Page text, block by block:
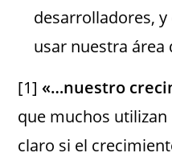
desarrolladores,
usar nuestra área
[1]«…nuestro
que muchos
claro si el